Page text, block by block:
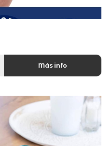
Más info